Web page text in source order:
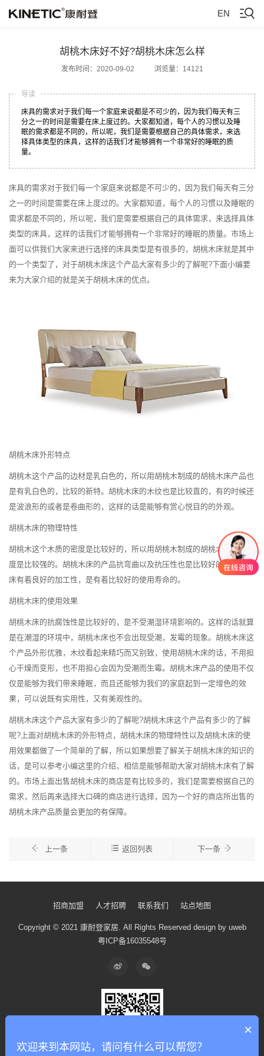
EN
胡桃木床好不好?胡桃木床怎么样
发布时间：2020-09-02 浏览量：14121
导读
床具的需求对于我们每一个家庭来说都是不可少的，因为我们每天有三
分之一的时间是需要在床上度过的。大家都知道，每个人的习惯以及睡
眠的需求都是不同的，所以呢，我们是需要根据自己的具体需求，来选
择具体类型的床具，这样的话我们才能够拥有一个非常好的睡眠的质
量。
床具的需求对于我们每一个家庭来说都是不可少的，因为我们每天有三分
之一的时间是需要在床上度过的。大家都知道，每个人的习惯以及睡眠的
需求都是不同的，所以呢，我们是需要根据自己的具体需求，来选择具体
类型的床具，这样的话我们才能够拥有一个非常好的睡眠的质量。市场上
面可以供我们大家来进行选择的床具类型是有很多的，胡桃木床就是其中
的一个类型了，对于胡桃木床这个产品大家有多少的了解呢?下面小编要
来为大家介绍的就是关于胡桃木床的优点。
胡桃木床外形特点
胡桃木这个产品的边材是乳白色的，所以用胡桃木制成的胡桃木床产品也
是有乳白色的，比较的新特。胡桃木床的木纹也是比较直的，有的时候还
是波浪形的或者是卷曲形的，这样的话是能够有赏心悦目的的外观。
胡桃木床的物理特性
胡桃木这个木质的密度是比较好的，所以用胡桃木制成的胡桃木床产品硬
度是比较强的。胡桃木床的产品抗弯曲以及抗压性也是比较好的，胡桃木
床有着良好的加工性，是有着比较好的使用寿命的。
胡桃木床的使用效果
胡桃木床的抗腐蚀性是比较好的，是不受潮湿环境影响的。这样的话就算
是在潮湿的环境中，胡桃木床也不会出现受潮，发霉的现象。胡桃木床这
个产品外形优雅，木纹看起来精巧而又别致，使用胡桃木床的话，不用担
心干燥而变形，也不用担心会因为受潮而生霉。胡桃木床产品的使用不仅
仅是能够为我们带来睡眠，而且还能够为我们的家庭起到一定增色的效
果，可以说既有实用性，又有美观性的。
胡桃木床这个产品大家有多少的了解呢?胡桃木床这个产品有多少的了解
呢?上面对胡桃木床的外形特点，胡桃木床的物理特性以及胡桃木床的使
用效果都做了一个简单的了解，所以如果想要了解关于胡桃木床的知识的
话，是可以参考小编这里的介绍，相信是能够帮助大家对胡桃木床有了解
的。市场上面出售胡桃木床的商店是有比较多的，我们是需要根据自己的
需求，然后再来选择大口碑的商店进行选择，因为一个好的商店所出售的
胡桃木床产品质量会更加的有保障。
上一条 返回列表 下一条
招商加盟 人才招聘 联系我们 站点地图
Copyright © 2021 康耐登家居. All Rights Reserved design by uweb
粤ICP备16035548号
×
欢迎来到本网站，请问有什么可以帮您？